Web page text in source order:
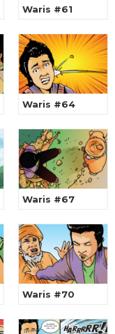
Waris #61
Waris #64
Waris #67
Waris #70